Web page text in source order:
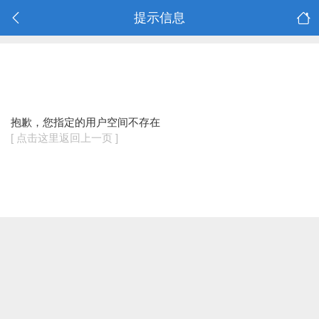
提示信息
抱歉，您指定的用户空间不存在
[ 点击这里返回上一页 ]